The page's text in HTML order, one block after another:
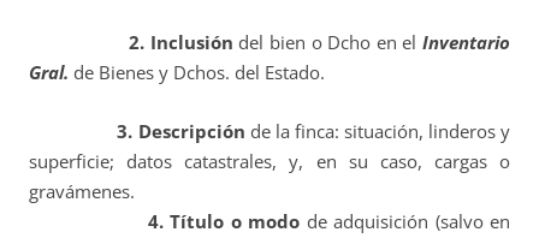
2. Inclusión del bien o Dcho en elInventario
Gral. de Bienes y Dchos. del Estado.
3. Descripción de la finca: situación, linderos y
superficie; datos catastrales, y, en su caso, cargas o
gravámenes.
4. Título o modo de adquisición (salvo en